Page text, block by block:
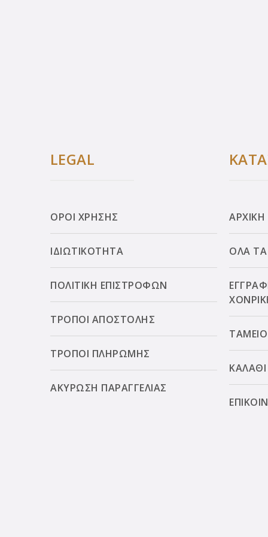
LEGAL
ΟΡΟΙ ΧΡΗΣΗΣ
ΙΔΙΩΤΙΚΟΤΗΤΑ
ΠΟΛΙΤΙΚΗ ΕΠΙΣΤΡΟΦΩΝ
ΤΡΟΠΟΙ ΑΠΟΣΤΟΛΗΣ
ΤΡΟΠΟΙ ΠΛΗΡΩΜΗΣ
ΑΚΥΡΩΣΗ ΠΑΡΑΓΓΕΛΙΑΣ
ΑΡΧΙΚΗ
ΟΛΑ
ΤΑΜΕΙΟ
ΚΑΛΑΘΙ